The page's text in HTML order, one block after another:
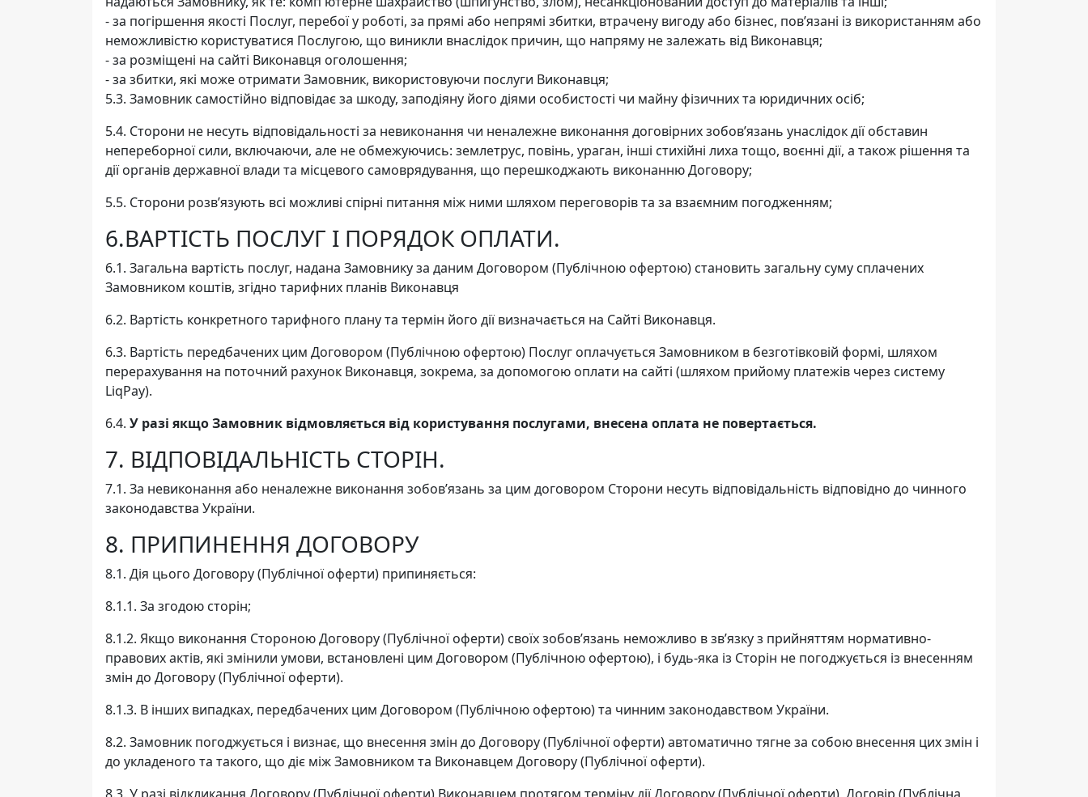
- за погіршення якості Послуг, перебої у роботі, за прямі або непрямі збитки, втрачену вигоду або бізнес, пов’язані із використанням або
неможливістю користуватися Послугою, що виникли внаслідок причин, що напряму не залежать від Виконавця;
- за розміщені на сайті Виконавця оголошення;
- за збитки, які може отримати Замовник, використовуючи послуги Виконавця;
5.3. Замовник самостійно відповідає за шкоду, заподіяну його діями особистості чи майну фізичних та юридичних осіб;
5.4. Сторони не несуть відповідальності за невиконання чи неналежне виконання договірних зобов’язань унаслідок дії обставин
непереборної сили, включаючи, але не обмежуючись: землетрус, повінь, ураган, інші стихійні лиха тощо, воєнні дії, а також рішення та
дії органів державної влади та місцевого самоврядування, що перешкоджають виконанню Договору;
5.5. Сторони розв’язують всі можливі спірні питання між ними шляхом переговорів та за взаємним погодженням;
6.ВАРТІСТЬ ПОСЛУГ І ПОРЯДОК ОПЛАТИ.
6.1. Загальна вартість послуг, надана Замовнику за даним Договором (Публічною офертою) становить загальну суму сплачених
Замовником коштів, згідно тарифних планів Виконавця
6.2. Вартість конкретного тарифного плану та термін його дії визначається на Сайті Виконавця.
6.3. Вартість передбачених цим Договором (Публічною офертою) Послуг оплачується Замовником в безготівковій формі, шляхом
перерахування на поточний рахунок Виконавця, зокрема, за допомогою оплати на сайті (шляхом прийому платежів через систему
LiqPay).
6.4. У разі якщо Замовник відмовляється від користування послугами, внесена оплата не повертається.
7. ВІДПОВІДАЛЬНІСТЬ СТОРІН.
7.1. За невиконання або неналежне виконання зобов’язань за цим договором Сторони несуть відповідальність відповідно до чинного
законодавства України.
8. ПРИПИНЕННЯ ДОГОВОРУ
8.1. Дія цього Договору (Публічної оферти) припиняється:
8.1.1. За згодою сторін;
8.1.2. Якщо виконання Стороною Договору (Публічної оферти) своїх зобов’язань неможливо в зв’язку з прийняттям нормативно-
правових актів, які змінили умови, встановлені цим Договором (Публічною офертою), і будь-яка із Сторін не погоджується із внесенням
змін до Договору (Публічної оферти).
8.1.3. В інших випадках, передбачених цим Договором (Публічною офертою) та чинним законодавством України.
8.2. Замовник погоджується і визнає, що внесення змін до Договору (Публічної оферти) автоматично тягне за собою внесення цих змін і
до укладеного та такого, що діє між Замовником та Виконавцем Договору (Публічної оферти).